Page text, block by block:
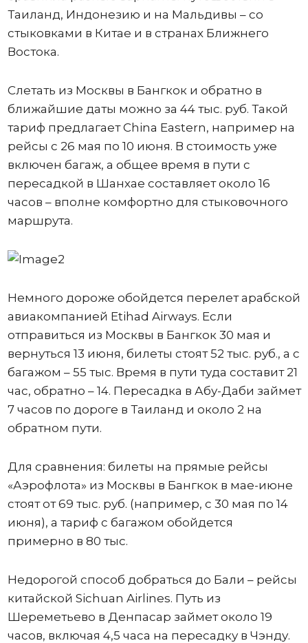
Таиланд, Индонезию и на Мальдивы – со
стыковками в Китае и в странах Ближнего
Востока.
Слетать из Москвы в Бангкок и обратно в
ближайшие даты можно за 44 тыс. руб. Такой
тариф предлагает China Eastern, например на
рейсы с 26 мая по 10 июня. В стоимость уже
включен багаж, а общее время в пути с
пересадкой в Шанхае составляет около 16
часов – вполне комфортно для стыковочного
маршрута.
Немного дороже обойдется перелет арабской
авиакомпанией Etihad Airways. Если
отправиться из Москвы в Бангкок 30 мая и
вернуться 13 июня, билеты стоят 52 тыс. руб., а с
багажом – 55 тыс. Время в пути туда составит 21
час, обратно – 14. Пересадка в Абу-Даби займет
7 часов по дороге в Таиланд и около 2 на
обратном пути.
Для сравнения: билеты на прямые рейсы
«Аэрофлота» из Москвы в Бангкок в мае-июне
стоят от 69 тыс. руб. (например, с 30 мая по 14
июня), а тариф с багажом обойдется
примерно в 80 тыс.
Недорогой способ добраться до Бали – рейсы
китайской Sichuan Airlines. Путь из
Шереметьево в Денпасар займет около 19
часов, включая 4,5 часа на пересадку в Чэнду.